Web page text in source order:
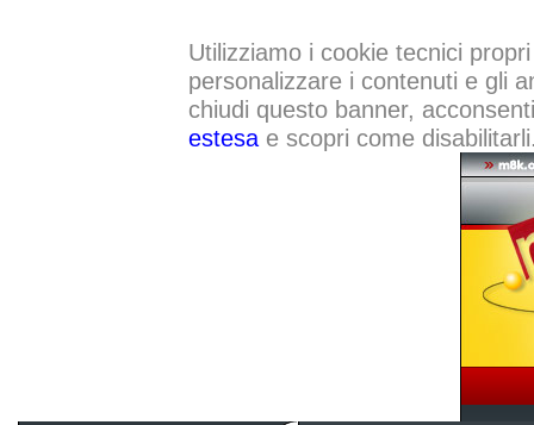
Utilizziamo i cookie tecnici
personalizzare i contenuti e gli
chiudi questo banner,
estesae scopri come